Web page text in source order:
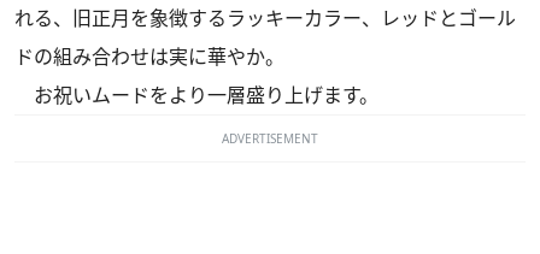
れる、旧正月を象徴するラッキーカラー、レッドとゴール
ドの組み合わせは実に華やか。
お祝いムードをより一層盛り上げます。
ADVERTISEMENT